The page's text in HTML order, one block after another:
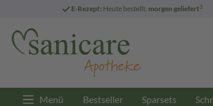
E-Rezept: Heute bestellt, morgen geliefert3
Menü Bestseller Sparsets